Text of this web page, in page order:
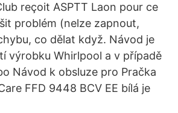
reçoit ASPTT Laon pour ce
problém (nelze zapnout,
co dělat když. Návod je
výrobku Whirlpool a v případě
Návod k obsluze pro Pračka
FFD 9448 BCV EE bílá je